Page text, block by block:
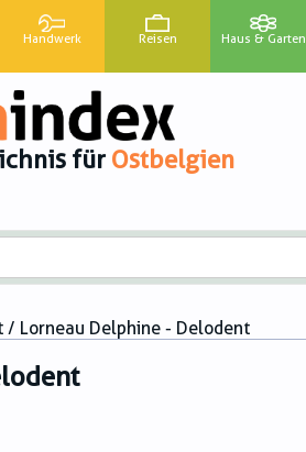
Handwerk Reisen Haus & Garten
für Ostbelgien
/ Lorneau Delphine - Delodent